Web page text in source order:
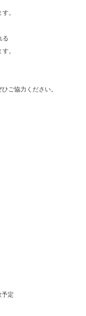
。
る
。
ご協力ください。
定